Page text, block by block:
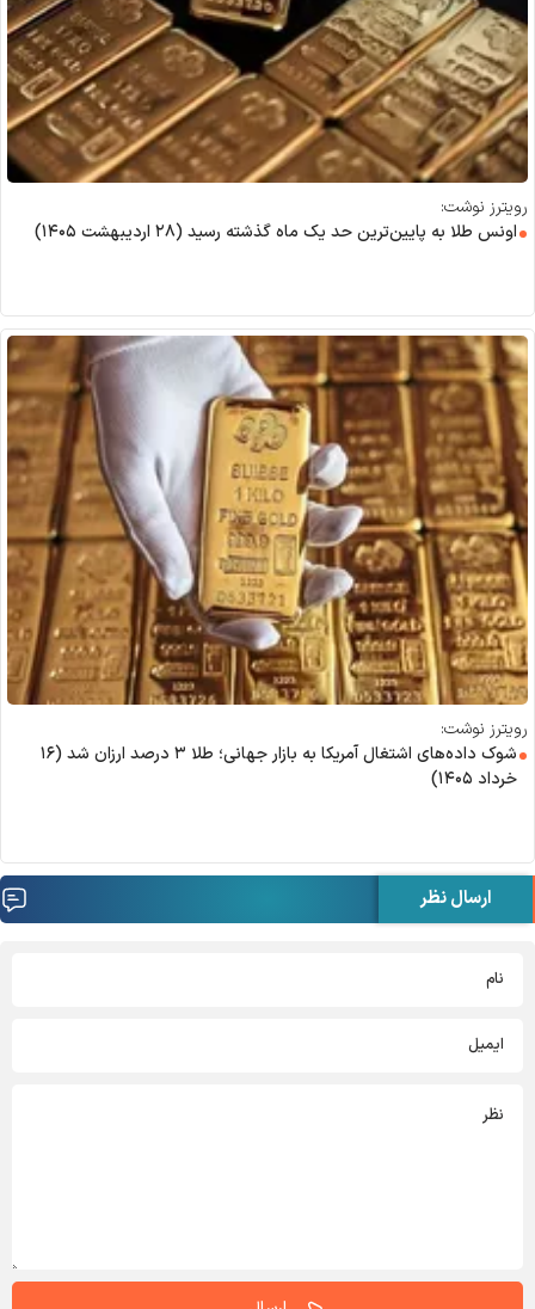
رویترز نوشت:
اونس طلا به پایین‌ترین حد یک ماه گذشته رسید (۲۸ اردیبهشت ۱۴۰۵)
رویترز نوشت:
شوک داده‌های اشتغال آمریکا به بازار جهانی؛ طلا ۳ درصد ارزان شد (۱۶
خرداد ۱۴۰۵)
ارسال نظر